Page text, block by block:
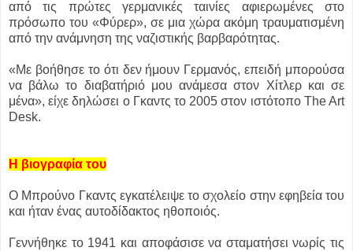
από τις πρώτες γερμανικές ταινίες αφιερωμένες στο
πρόσωπο του «Φύρερ», σε μια χώρα ακόμη τραυματισμένη
από την ανάμνηση της ναζιστικής βαρβαρότητας.
«Με βοήθησε το ότι δεν ήμουν Γερμανός, επειδή μπορούσα
να βάλω το διαβατήριό μου ανάμεσα στον Χίτλερ και σε
μένα», είχε δηλώσει ο Γκαντς το 2005 στον ιστότοπο The Art
Desk.
Η βιογραφία του
Ο Μπρούνο Γκαντς εγκατέλειψε το σχολείο στην εφηβεία του
και ήταν ένας αυτοδίδακτος ηθοποιός.
Γεννήθηκε το 1941 και αποφάσισε να σταματήσει νωρίς τις